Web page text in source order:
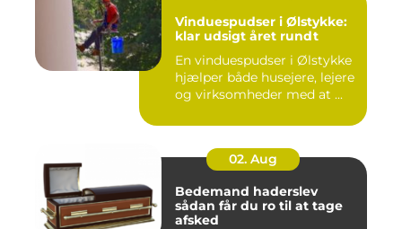
Vinduespudser i Ølstykke:
klar udsigt året rundt
En vinduespudser i Ølstykke
hjælper både husejere, lejere
og virksomheder med at ...
02. Aug
Bedemand haderslev
sådan får du ro til at tage
afsked